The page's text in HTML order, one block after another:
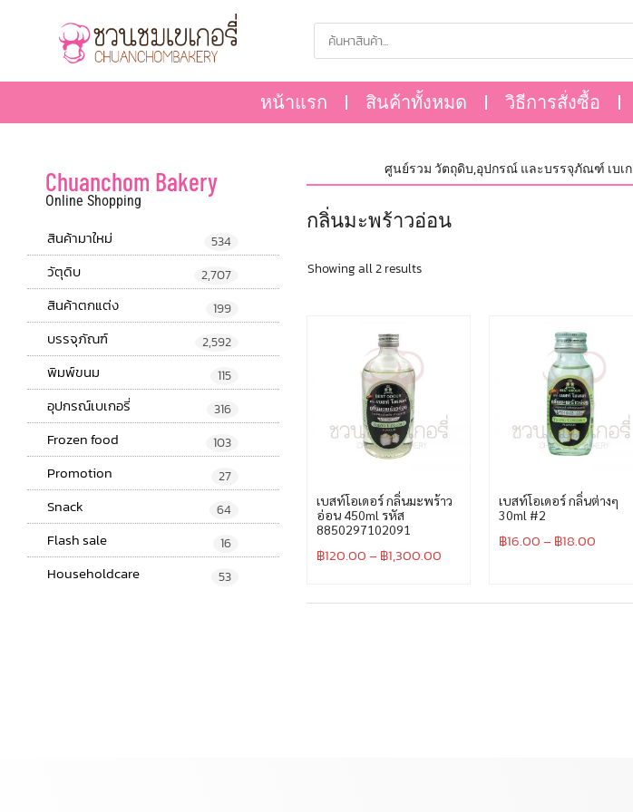
หน้าแรก สินค้าทั้งหมด วิธีการสั่งซื้อ
Chuanchom Bakery
Online Shopping
สินค้ามาใหม่ 534
วัตุดิบ 2,707
สินค้าตกแต่ง 199
บรรจุภัณฑ์ 2,592
พิมพ์ขนม 115
อุปกรณ์เบเกอรี่ 316
Frozen food 103
Promotion 27
Snack 64
Flash sale 16
Householdcare 53
ศูนย์รวม วัตถุดิบ,อุปกรณ์ และบรรจุภัณฑ์ เบเก
กลิ่นมะพร้าวอ่อน
Showing all 2 results
เบสท์โอเดอร์ กลิ่นมะพร้าว
อ่อน 450ml รหัส
8850297102091
฿120.00– ฿1,300.00
เบสท์โอเดอร์ กลิ่นต่างๆ
30ml #2
฿16.00– ฿18.00